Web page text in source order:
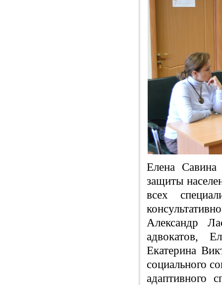
Елена Савина
защиты
всех
Александр
адвокатов,
Екатерина
социального
адаптивного